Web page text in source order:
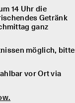
14 Uhr die
Getränk
ganz
möglich, bitte
vor Ort via